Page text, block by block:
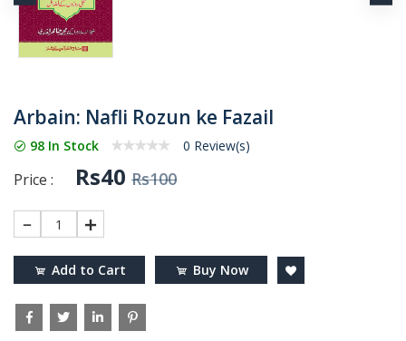
Arbain: Nafli Rozun ke Fazail
98 In Stock 0 Review(s)
Price : Rs40 Rs100
1
Add to Cart Buy Now